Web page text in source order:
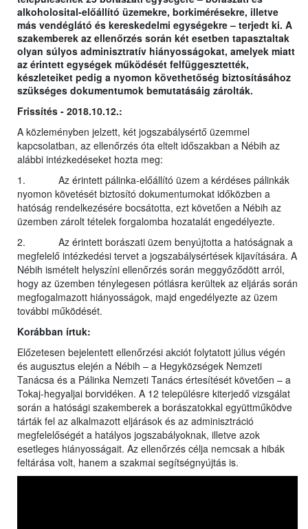
alkoholosital-előállító üzemekre, borkimérésekre, illetve
más vendéglátó és kereskedelmi egységekre – terjedt ki. A
szakemberek az ellenőrzés során két esetben tapasztaltak
olyan súlyos adminisztratív hiányosságokat, amelyek miatt
az érintett egységek működését felfüggesztették,
készleteiket pedig a nyomon követhetőség biztosításához
szükséges dokumentumok bemutatásáig zárolták.
Frissítés - 2018.10.12.:
A közleményben jelzett, két jogszabálysértő üzemmel
kapcsolatban, az ellenőrzés óta eltelt időszakban a Nébih az
alábbi intézkedéseket hozta meg:
1. Az érintett pálinka-előállító üzem a kérdéses pálinkák
nyomon követését biztosító dokumentumokat időközben a
hatóság rendelkezésére bocsátotta, ezt követően a Nébih az
üzemben zárolt tételek forgalomba hozatalát engedélyezte.
2. Az érintett borászati üzem benyújtotta a hatóságnak a
megfelelő intézkedési tervet a jogszabálysértések kijavítására. A
Nébih ismételt helyszíni ellenőrzés során meggyőződött arról,
hogy az üzemben ténylegesen pótlásra kerültek az eljárás során
megfogalmazott hiányosságok, majd engedélyezte az üzem
további működését.
Korábban írtuk:
Előzetesen bejelentett ellenőrzési akciót folytatott július végén
és augusztus elején a Nébih – a Hegyközségek Nemzeti
Tanácsa és a Pálinka Nemzeti Tanács értesítését követően – a
Tokaj-hegyaljai borvidéken. A 12 településre kiterjedő vizsgálat
során a hatósági szakemberek a borászatokkal együttműködve
tárták fel az alkalmazott eljárások és az adminisztráció
megfelelőségét a hatályos jogszabályoknak, illetve azok
esetleges hiányosságait. Az ellenőrzés célja nemcsak a hibák
feltárása volt, hanem a szakmai segítségnyújtás is.